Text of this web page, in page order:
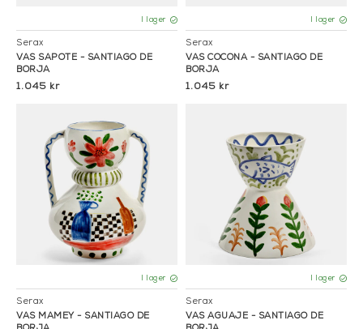
I lager
Serax
VAS SAPOTE - SANTIAGO DE
BORJA
1.045 kr
I lager
Serax
VAS COCONA - SANTIAGO DE
BORJA
1.045 kr
I lager
Serax
VAS MAMEY - SANTIAGO DE
I lager
Serax
VAS AGUAJE - SANTIAGO DE